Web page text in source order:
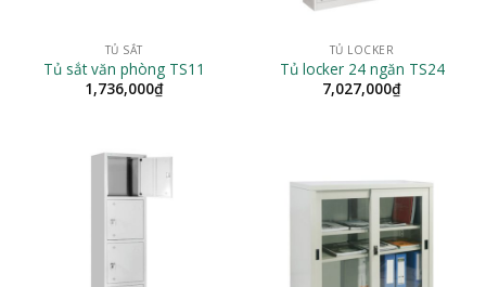
TỦ SẮT
Tủ sắt văn phòng TS11
1,736,000₫
TỦ LOCKER
Tủ locker 24 ngăn TS24
7,027,000₫